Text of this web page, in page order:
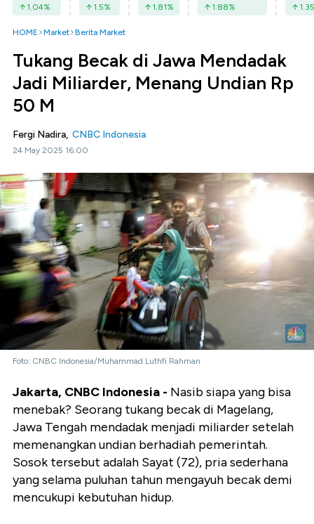
1.04% 1.5% 1.81% 1.88% 1.35
HOME Market Berita Market
Tukang Becak di Jawa Mendadak
Jadi Miliarder, Menang Undian Rp
50 M
Fergi Nadira, CNBC Indonesia
24 May 2025 16:00
Foto: CNBC Indonesia/Muhammad Luthfi Rahman
Jakarta, CNBC Indonesia - Nasib siapa yang bisa
menebak? Seorang tukang becak di Magelang,
Jawa Tengah mendadak menjadi miliarder setelah
memenangkan undian berhadiah pemerintah.
Sosok tersebut adalah Sayat (72), pria sederhana
yang selama puluhan tahun mengayuh becak demi
mencukupi kebutuhan hidup.